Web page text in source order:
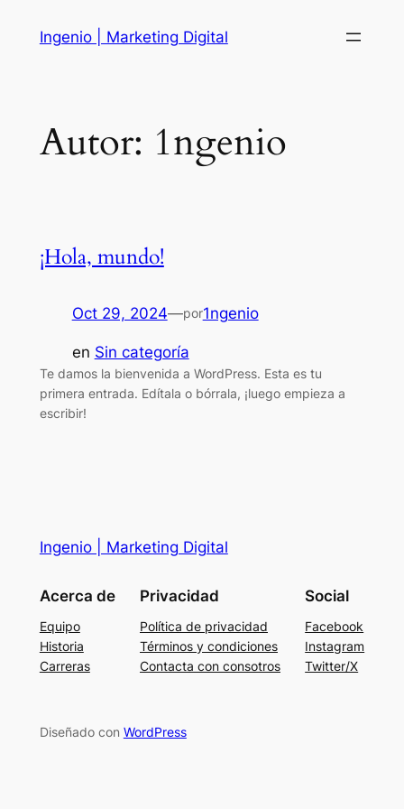
Ingenio | Marketing Digital
Autor: 1ngenio
¡Hola, mundo!
Oct 29, 2024—por1ngenio
en Sin categoría
Te damos la bienvenida a WordPress. Esta es tu
primera entrada. Edítala o bórrala, ¡luego empieza a
escribir!
Ingenio | Marketing Digital
Acerca de
Equipo
Historia
Carreras
Privacidad
Política de privacidad
Términos y condiciones
Contacta con consotros
Social
Facebook
Instagram
Twitter/X
Diseñado con WordPress